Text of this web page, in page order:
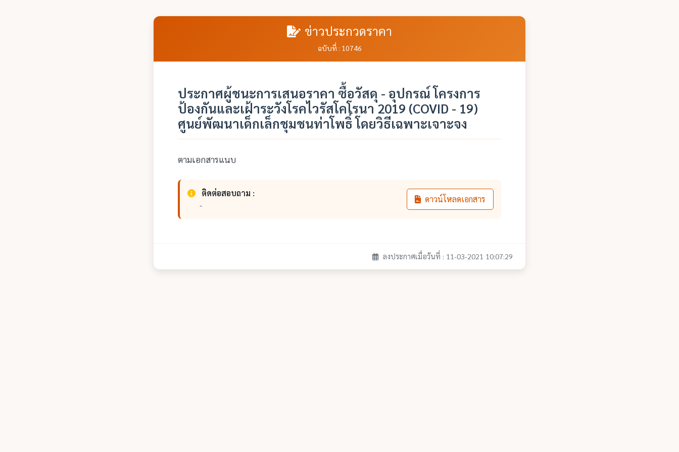
ข่าวประกวดราคา
ฉบับที่ : 10746
ประกาศผู้ชนะการเสนอราคา ซื้อวัสดุ - อุปกรณ์ โครงการ
ป้องกันและเฝ้าระวังโรคไวรัสโคโรนา 2019 (COVID - 19)
ศูนย์พัฒนาเด็กเล็กชุมชนท่าโพธิ์ โดยวิธีเฉพาะเจาะจง
ตามเอกสารแนบ
ติดต่อสอบถาม :
-
ดาวน์โหลดเอกสาร
ลงประกาศเมื่อวันที่ : 11-03-2021 10:07:29